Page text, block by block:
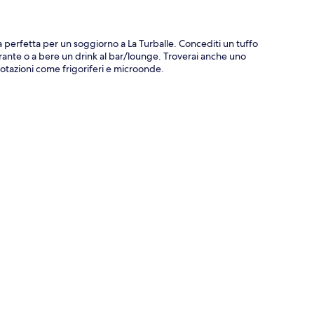
perfetta per un soggiorno a La Turballe. Concediti un tuffo
o a bere un drink al bar/lounge. Troverai anche uno
come frigoriferi e microonde.